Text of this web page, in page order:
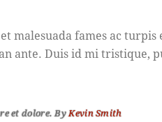
malesuada fames ac turpis
ante. Duis id mi tristique,
et dolore. ByKevin Smith